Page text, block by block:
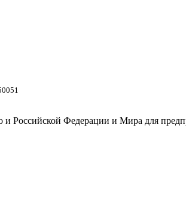
и Российской Федерации и Мира для